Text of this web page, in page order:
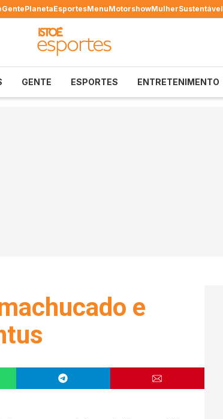
GentePlanetaEsportesMenuMotorshowMulherSustentável
GENTE ESPORTES ENTRETENIMENTO
e